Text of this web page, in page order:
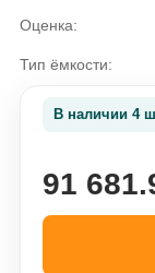
Оценка:
Тип ёмкости:
В наличии 4
91